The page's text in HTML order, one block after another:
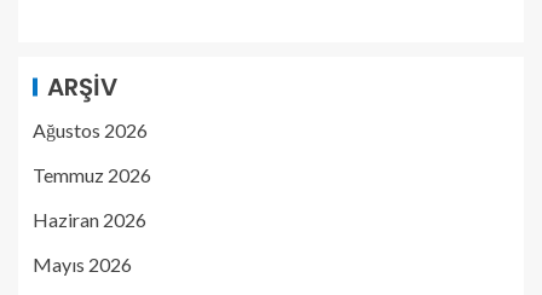
ARŞIV
Ağustos 2026
Temmuz 2026
Haziran 2026
Mayıs 2026